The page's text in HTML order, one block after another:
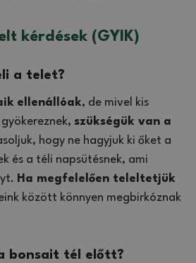
kérdések (GYIK)
a telet?
ellenállóak, de mivel kis
szükségük van a
hogy ne hagyjuk ki őket a
és a téli napsütésnek, ami
Ha megfelelően teleltetjük
között könnyen megbirkóznak
bonsait tél előtt?